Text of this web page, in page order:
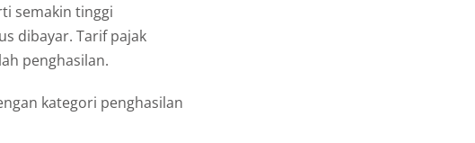
semakin tinggi
dibayar. Tarif pajak
penghasilan.
kategori penghasilan